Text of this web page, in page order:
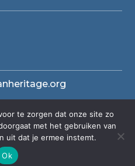
te zorgen dat onze site zo
met het gebruiken van
uit dat je ermee instemt.
Ok